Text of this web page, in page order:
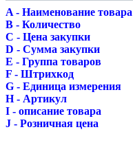
A - Наименование товара
B - Количество
C - Цена закупки
D - Сумма закупки
E - Группа товаров
F - Штрихкод
G - Единица измерения
H - Артикул
I - описание товара
J - Розничная цена